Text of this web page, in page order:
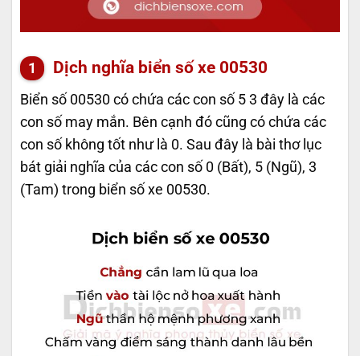
Dịch nghĩa biển số xe 00530
Biển số 00530 có chứa các con số 5 3 đây là các
con số may mắn. Bên cạnh đó cũng có chứa các
con số không tốt như là 0. Sau đây là bài thơ lục
bát giải nghĩa của các con số 0 (Bất), 5 (Ngũ), 3
(Tam) trong biển số xe 00530.